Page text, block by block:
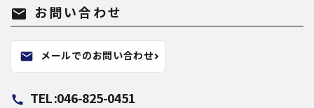
mail お問い合わせ
mail メールでのお問い合わせ
call TEL :046-825-0451